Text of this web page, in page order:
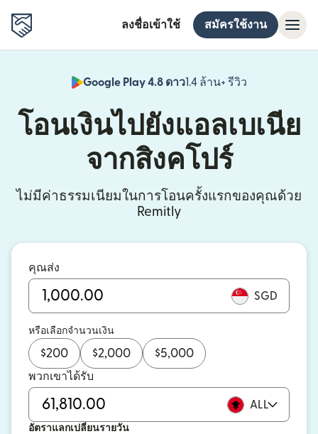
ลงชื่อเข้าใช้ สมัครใช้งาน
Google Play 4.8 ดาว1.4 ล้าน+ รีวิว
(เปิดในหน้าต่
โอนเงินไปยังแอลเบเนีย
จากสิงคโปร์
ไม่มีค่าธรรมเนียมในการโอนครั้งแรกของคุณด้วย
Remitly
คุณส่ง
SGD
หรือเลือกจำนวนเงิน
$200 $2,000 $5,000
พวกเขาได้รับ
ALL
อัตราแลกเปลี่ยนรายวัน